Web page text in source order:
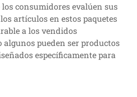
los consumidores evalúen sus
artículos en estos paquetes
a los vendidos
pueden ser productos
específicamente para